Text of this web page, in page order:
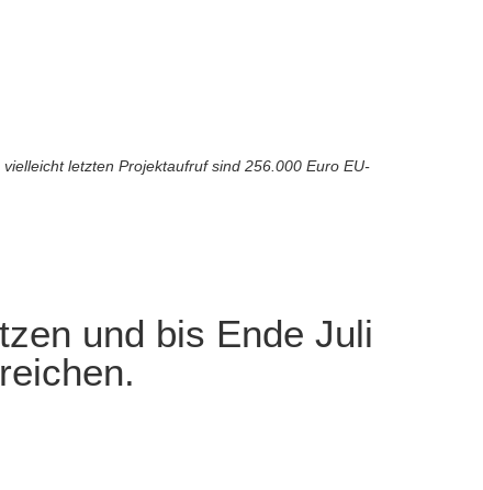
letzten Projektaufruf sind 256.000 Euro EU-
und bis Ende Juli